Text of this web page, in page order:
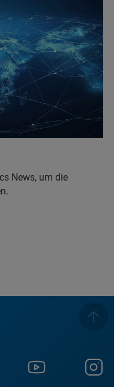
News, um die